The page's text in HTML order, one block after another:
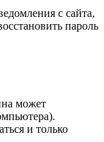
с сайта,
пароль
может
и только